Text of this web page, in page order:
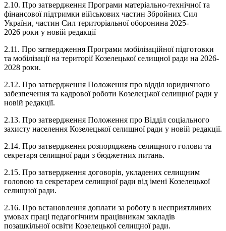
2.10. Про затвердження Програми матеріально-технічної та
фінансової підтримки військових частин Збройних Сил
України, частин Сил територіальної оборонина 2025-
2026 роки у новій редакції
2.11. Про затвердження Програми мобілізаційної підготовки
та мобілізації на території Козелецької селищної ради на 2026-
2028 роки.
2.12. Про затвердження Положення про відділ юридичного
забезпечення та кадрової роботи Козелецької селищної ради у
новій редакції.
2.13. Про затвердження Положення про Відділ соціального
захисту населення Козелецької селищної ради у новій редакції.
2.14. Про затвердження розпоряджень селищного голови та
секретаря селищної ради з бюджетних питань.
2.15. Про затвердження договорів, укладених селищним
головою та секретарем селищної ради від імені Козелецької
селищної ради.
2.16. Про встановлення доплати за роботу в несприятливих
умовах праці педагогічним працівникам закладів
позашкільної освіти Козелецької селищної ради.